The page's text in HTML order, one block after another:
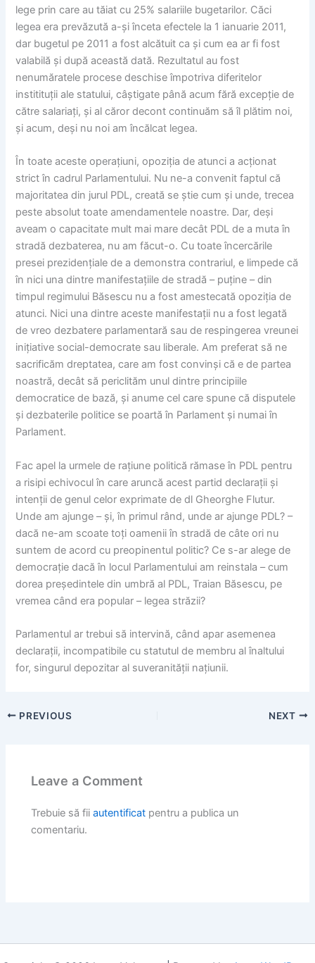
lege prin care au tăiat cu 25% salariile bugetarilor. Căci
legea era prevăzută a-și înceta efectele la 1 ianuarie 2011,
dar bugetul pe 2011 a fost alcătuit ca și cum ea ar fi fost
valabilă și după această dată. Rezultatul au fost
nenumăratele procese deschise împotriva diferitelor
institituții ale statului, câștigate până acum fără excepție de
către salariați, și al căror decont continuăm să îl plătim noi,
și acum, deși nu noi am încălcat legea.
În toate aceste operațiuni, opoziția de atunci a acționat
strict în cadrul Parlamentului. Nu ne-a convenit faptul că
majoritatea din jurul PDL, creată se știe cum și unde, trecea
peste absolut toate amendamentele noastre. Dar, deși
aveam o capacitate mult mai mare decât PDL de a muta în
stradă dezbaterea, nu am făcut-o. Cu toate încercările
presei prezidențiale de a demonstra contrariul, e limpede că
în nici una dintre manifestațiile de stradă – puține – din
timpul regimului Băsescu nu a fost amestecată opoziția de
atunci. Nici una dintre aceste manifestații nu a fost legată
de vreo dezbatere parlamentară sau de respingerea vreunei
inițiative social-democrate sau liberale. Am preferat să ne
sacrificăm dreptatea, care am fost convinși că e de partea
noastră, decât să periclităm unul dintre principiile
democratice de bază, și anume cel care spune că disputele
și dezbaterile politice se poartă în Parlament și numai în
Parlament.
Fac apel la urmele de rațiune politică rămase în PDL pentru
a risipi echivocul în care aruncă acest partid declarații și
intenții de genul celor exprimate de dl Gheorghe Flutur.
Unde am ajunge – și, în primul rând, unde ar ajunge PDL? –
dacă ne-am scoate toți oamenii în stradă de câte ori nu
suntem de acord cu preopinentul politic? Ce s-ar alege de
democrație dacă în locul Parlamentului am reinstala – cum
dorea președintele din umbră al PDL, Traian Băsescu, pe
vremea când era popular – legea străzii?
Parlamentul ar trebui să intervină, când apar asemenea
declarații, incompatibile cu statutul de membru al înaltului
for, singurul depozitar al suveranității națiunii.
PREVIOUS NEXT
Leave a Comment
Trebuie să fiiautentificat pentru a publica un
comentariu.